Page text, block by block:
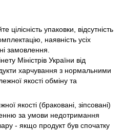
цілісність упаковки, відсутність
наявність усіх
замовлення.
Міністрів України від
харчування з нормальними
якості обміну та
якості (браковані, зіпсовані)
за умови недотримання
- якщо продукт був спочатку